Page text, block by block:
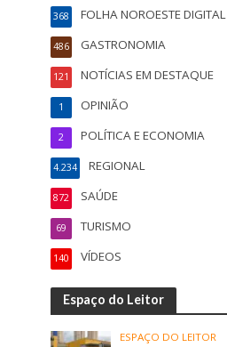
FOLHA NOROESTE DIGITAL
368
GASTRONOMIA
486
NOTÍCIAS EM DESTAQUE
121
OPINIÃO
1
POLÍTICA E ECONOMIA
2
REGIONAL
4.234
SAÚDE
872
TURISMO
69
VÍDEOS
140
Espaço do Leitor
ESPAÇO DO LEITOR